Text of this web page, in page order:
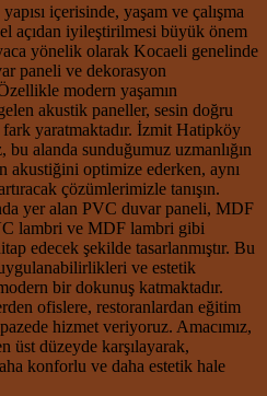
içerisinde, yaşam ve çalışma
açıdan iyileştirilmesi büyük önem
yönelik olarak Kocaeli genelinde
paneli ve dekorasyon
modern yaşamın
akustik paneller, sesin doğru
yaratmaktadır. İzmit Hatipköy
bu alanda sunduğumuz uzmanlığın
akustiğini optimize ederken, aynı
çözümlerimizle tanışın.
yer alan PVC duvar paneli, MDF
lambri ve MDF lambri gibi
edecek şekilde tasarlanmıştır. Bu
ve estetik
bir dokunuş katmaktadır.
ofislere, restoranlardan eğitim
hizmet veriyoruz. Amacımız,
üst düzeyde karşılayarak,
konforlu ve daha estetik hale